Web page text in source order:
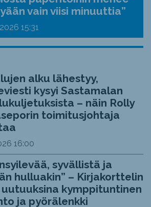
vain viisi minuuttia”
15:31
alku lähestyy,
kysyi Sastamalan
– näin Rolly
toimitusjohtaja
16:00
syvällistä ja
hulluakin” – Kirjakorttelin
uutuuksina kymppituntinen
ja pyörälenkki